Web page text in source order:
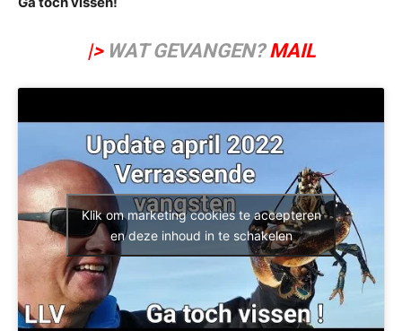
|>WAT GEVANGEN?MAIL
Klik om marketing cookies te accepteren
en deze inhoud in te schakelen